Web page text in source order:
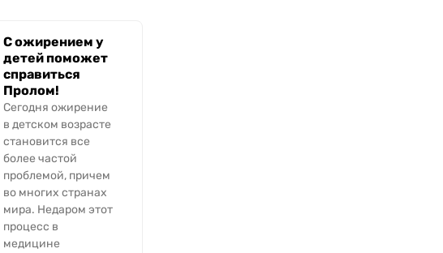
С ожирением у
детей поможет
справиться
Пролом!
Сегодня ожирение
в детском возрасте
становится все
более частой
проблемой, причем
во многих странах
мира. Недаром этот
процесс в
медицине